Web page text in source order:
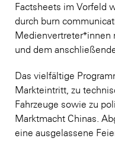
Factsheets im Vorfeld
durch burn
Medienvertreter*innen
und dem
Das vielfältige
Markteintritt, zu
Fahrzeuge sowie zu
Marktmacht Chinas.
eine ausgelassene